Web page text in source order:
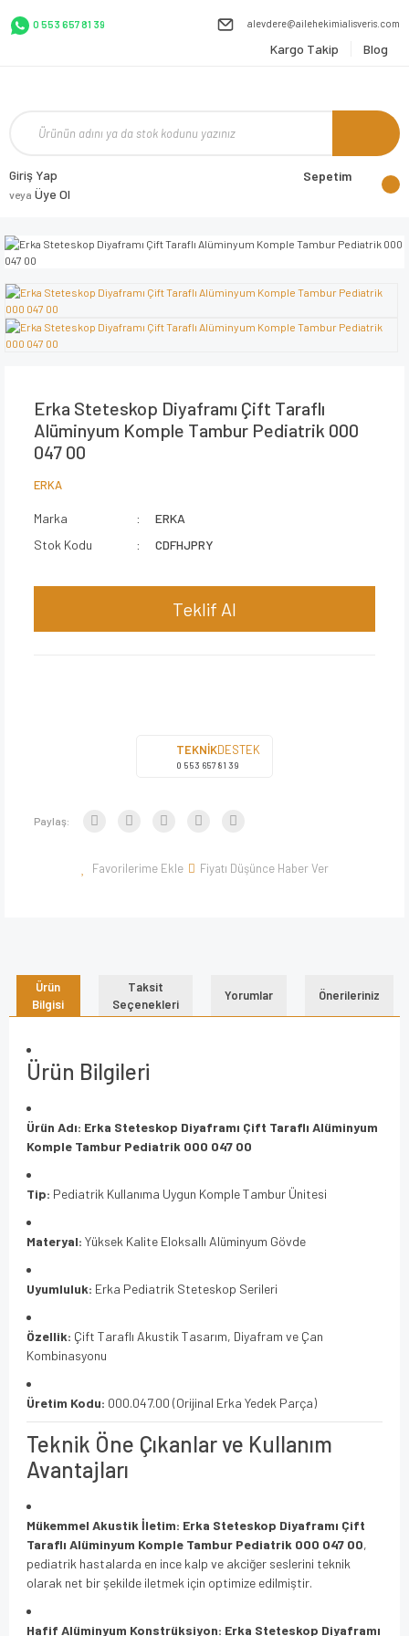
0 553 657 81 39 alevdere@ailehekimialisveris.com
Kargo Takip Blog
Giriş Yap
veya Üye Ol
Sepetim
Erka Steteskop Diyaframı Çift Taraflı
Alüminyum Komple Tambur Pediatrik 000
047 00
ERKA
Marka
ERKA
Stok Kodu
CDFHJPRY
Teklif Al
TEKNİKDESTEK
0 553 657 81 39
Paylaş:
Fiyatı Düşünce Haber Ver
Ürün
Bilgisi
Taksit
Seçenekleri
Yorumlar Önerileriniz
Ürün Bilgileri
Ürün Adı: Erka Steteskop Diyaframı Çift Taraflı Alüminyum
Komple Tambur Pediatrik 000 047 00
Tip: Pediatrik Kullanıma Uygun Komple Tambur Ünitesi
Materyal: Yüksek Kalite Eloksallı Alüminyum Gövde
Uyumluluk: Erka Pediatrik Steteskop Serileri
Özellik: Çift Taraflı Akustik Tasarım, Diyafram ve Çan
Kombinasyonu
Üretim Kodu: 000.047.00 (Orijinal Erka Yedek Parça)
Teknik Öne Çıkanlar ve Kullanım
Avantajları
Mükemmel Akustik İletim: Erka Steteskop Diyaframı Çift
Taraflı Alüminyum Komple Tambur Pediatrik 000 047 00,
pediatrik hastalarda en ince kalp ve akciğer seslerini teknik
olarak net bir şekilde iletmek için optimize edilmiştir.
Hafif Alüminyum Konstrüksiyon: Erka Steteskop Diyaframı